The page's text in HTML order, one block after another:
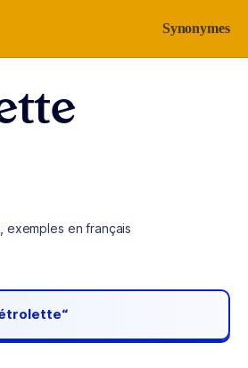
Synonymes
exemples en français